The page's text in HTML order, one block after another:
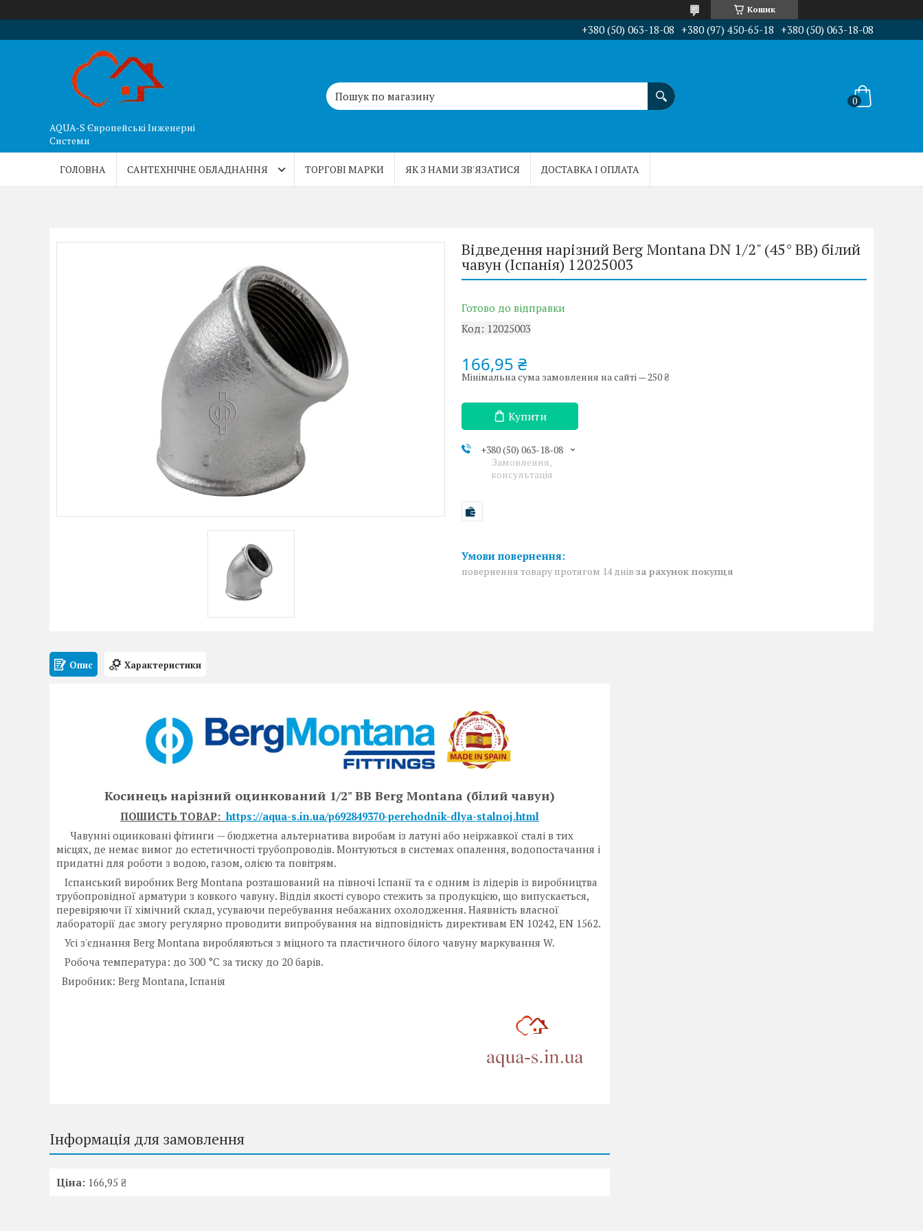
Кошик
+380 (50) 063-18-08 +380 (97) 450-65-18 +380 (50) 063-18-08
AQUA-S Європейські Інженерні
Системи
ГОЛОВНА САНТЕХНІЧНЕ ОБЛАДНАННЯ ТОРГОВІ МАРКИ ЯК З НАМИ ЗВ'ЯЗАТИСЯ ДОСТАВКА І ОПЛАТА
Відведення нарізний Berg Montana DN 1/2" (45° ВВ) білий
чавун (Іспанія) 12025003
Готово до відправки
Код: 12025003
166,95 ₴
Мінімальна сума замовлення на сайті — 250 ₴
Купити
+380 (50) 063-18-08
Замовлення,
консультація
повернення товару протягом 14 днів за рахунок покупця
Опис Характеристики
Косинець нарізний оцинкований 1/2" ВВ Berg Montana (білий чавун)
ПОШИСТЬ ТОВАР: https://aqua-s.in.ua/p692849370-perehodnik-dlya-stalnoj.html
Чавунні оцинковані фітинги — бюджетна альтернатива виробам із латуні або неіржавкої сталі в тих
місцях, де немає вимог до естетичності трубопроводів. Монтуються в системах опалення, водопостачання і
придатні для роботи з водою, газом, олією та повітрям.
Іспанський виробник Berg Montana розташований на півночі Іспанії та є одним із лідерів із виробництва
трубопровідної арматури з ковкого чавуну. Відділ якості суворо стежить за продукцією, що випускається,
перевіряючи її хімічний склад, усуваючи перебування небажаних охолодження. Наявність власної
лабораторії дає змогу регулярно проводити випробування на відповідність директивам EN 10242, EN 1562.
Усі з'єднання Berg Montana виробляються з міцного та пластичного білого чавуну маркування W.
Робоча температура: до 300 °C за тиску до 20 барів.
Виробник: Berg Montana, Іспанія
Інформація для замовлення
Ціна: 166,95 ₴